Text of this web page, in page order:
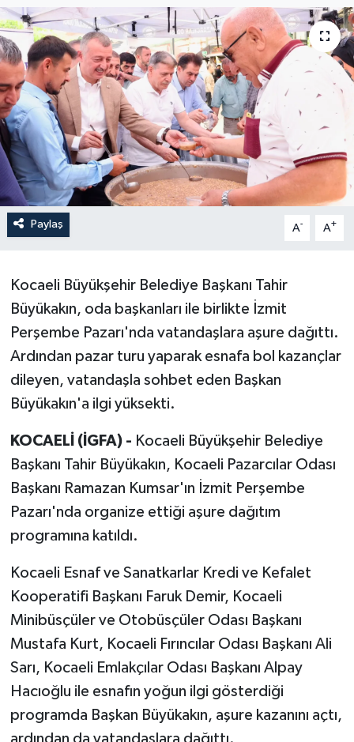
Paylaş A- A+
Kocaeli Büyükşehir Belediye Başkanı Tahir
Büyükakın, oda başkanları ile birlikte İzmit
Perşembe Pazarı'nda vatandaşlara aşure dağıttı.
Ardından pazar turu yaparak esnafa bol kazançlar
dileyen, vatandaşla sohbet eden Başkan
Büyükakın'a ilgi yüksekti.
KOCAELİ (İGFA) - Kocaeli Büyükşehir Belediye
Başkanı Tahir Büyükakın, Kocaeli Pazarcılar Odası
Başkanı Ramazan Kumsar'ın İzmit Perşembe
Pazarı'nda organize ettiği aşure dağıtım
programına katıldı.
Kocaeli Esnaf ve Sanatkarlar Kredi ve Kefalet
Kooperatifi Başkanı Faruk Demir, Kocaeli
Minibüsçüler ve Otobüsçüler Odası Başkanı
Mustafa Kurt, Kocaeli Fırıncılar Odası Başkanı Ali
Sarı, Kocaeli Emlakçılar Odası Başkanı Alpay
Hacıoğlu ile esnafın yoğun ilgi gösterdiği
programda Başkan Büyükakın, aşure kazanını açtı,